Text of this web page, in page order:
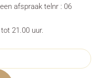
afspraak telnr : 06
21.00 uur.